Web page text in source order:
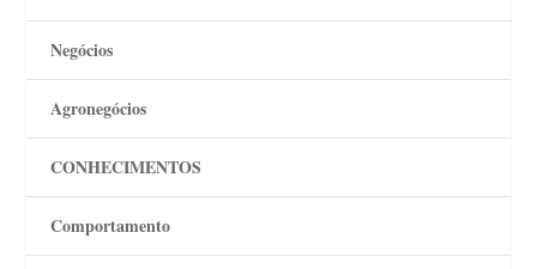
Negócios
Agronegócios
CONHECIMENTOS
Comportamento